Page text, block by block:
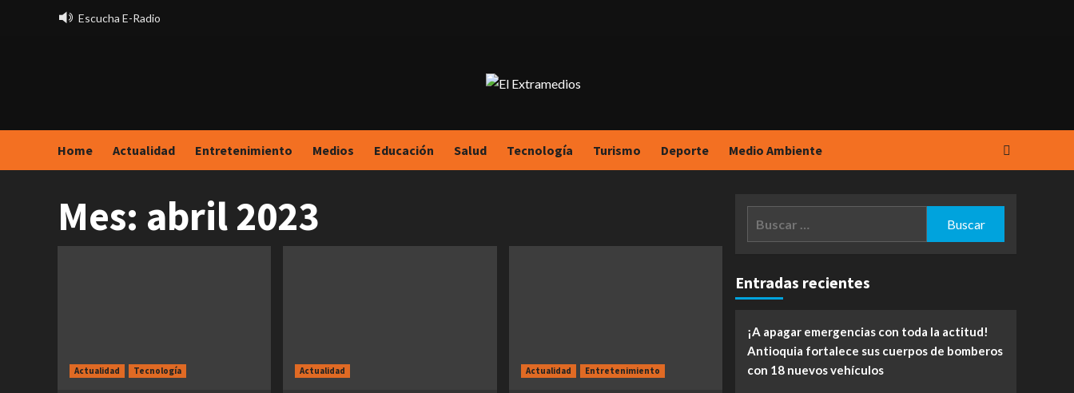
Escucha E-Radio
Home Actualidad Entretenimiento Medios Educación Salud Tecnología Turismo Deporte Medio Ambiente
Mes: abril 2023
Actualidad Tecnología Actualidad Actualidad Entretenimiento
Entradas recientes
¡A apagar emergencias con toda la actitud!
Antioquia fortalece sus cuerpos de bomberos
con 18 nuevos vehículos